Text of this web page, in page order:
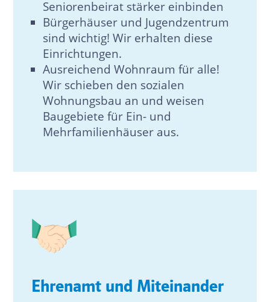
Seniorenbeirat stärker einbinden
Bürgerhäuser und Jugendzentrum
sind wichtig! Wir erhalten diese
Einrichtungen.
Ausreichend Wohnraum für alle!
Wir schieben den sozialen
Wohnungsbau an und weisen
Baugebiete für Ein- und
Mehrfamilienhäuser aus.
Ehrenamt und Miteinander